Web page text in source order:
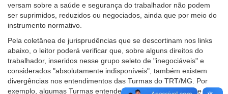
versam sobre a saúde e segurança do trabalhador não podem
ser suprimidos, reduzidos ou negociados, ainda que por meio do
instrumento normativo.
Pela coletânea de jurisprudências que se descortinam nos links
abaixo, o leitor poderá verificar que, sobre alguns direitos do
trabalhador, inseridos nesse grupo seleto de "inegociáveis" e
considerados "absolutamente indisponíveis", também existem
divergências nos entendimentos das Turmas do TRT/MG. Por
exemplo, algumas Turmas entendem que as horasin itinere